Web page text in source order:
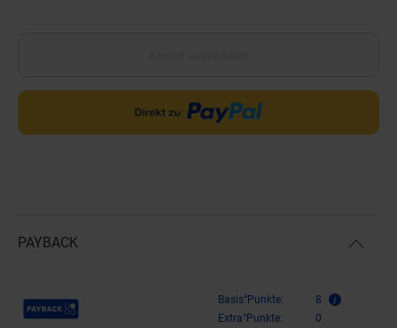
PAYBACK
Payback Punkte Basis°Punkte:
8
Extra°Punkte:
0